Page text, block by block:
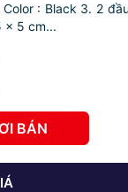
Color : Black 3. 2
x 5 cm...
BÁN